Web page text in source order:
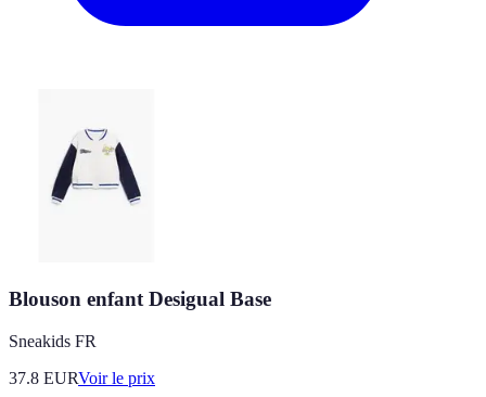
Blouson enfant Desigual Base
Sneakids FR
37.8 EURVoir le prix